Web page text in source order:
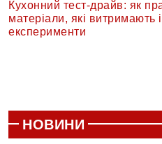
Кухонний тест-драйв: як
матеріали, які витримають і
експерименти
НОВИНИ